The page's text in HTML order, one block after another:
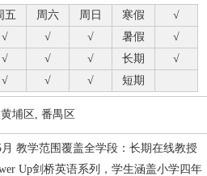
五 周六 周日 寒假
√
√ √ √ 暑假
√
√ √ √ 长期
√
√ √ √ 短期
埔区, 番禺区
教学范围覆盖全学段：长期在线教授
Up剑桥英语系列，学生涵盖小学四年